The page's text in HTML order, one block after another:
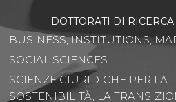
DOTTORATI DI RICERCA
BUSINESS, INSTITUTIONS,
SOCIAL SCIENCES
SCIENZE GIURIDICHE PER LA
SOSTENIBILITÀ, LA